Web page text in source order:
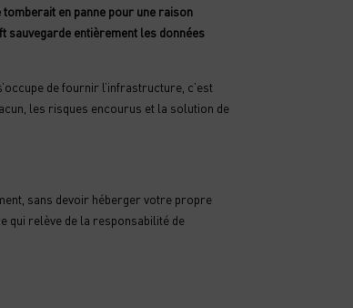
en panne pour une raison
entièrement les données
de fournir l’infrastructure, c’est
les risques encourus et la solution de
sans devoir héberger votre propre
qui relève de la responsabilité de